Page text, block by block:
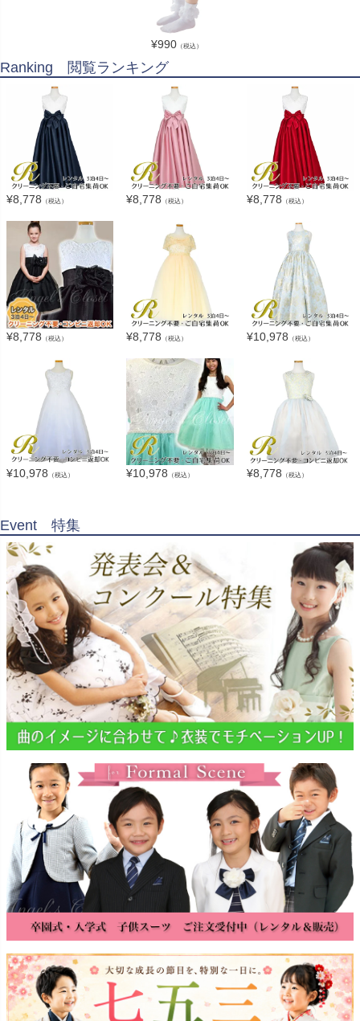
¥990 （税込）
Ranking 閲覧ランキング
¥8,778 （税込） ¥8,778 （税込） ¥8,778 （税込）
¥8,778 （税込） ¥8,778 （税込） ¥10,978 （税込）
¥10,978 （税込） ¥10,978 （税込） ¥8,778 （税込）
Event 特集